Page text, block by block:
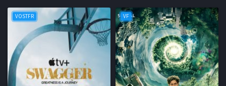
VOSTFR VF